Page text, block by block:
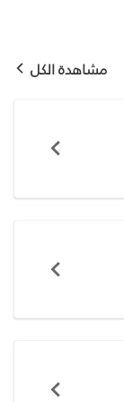
مشاهدة الكل